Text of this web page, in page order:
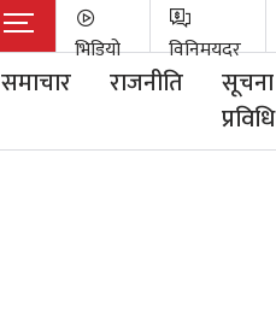
भिडियो विनिमयदर
समाचार राजनीति
सूचना
प्रविधि